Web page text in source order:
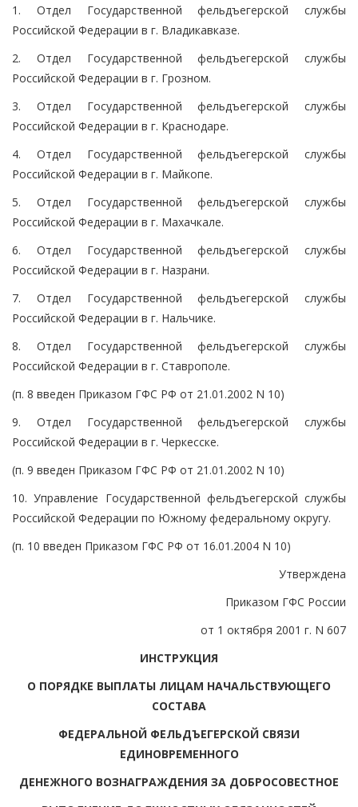
1. Отдел Государственной фельдъегерской службы
Российской Федерации в г. Владикавказе.
2. Отдел Государственной фельдъегерской службы
Российской Федерации в г. Грозном.
3. Отдел Государственной фельдъегерской службы
Российской Федерации в г. Краснодаре.
4. Отдел Государственной фельдъегерской службы
Российской Федерации в г. Майкопе.
5. Отдел Государственной фельдъегерской службы
Российской Федерации в г. Махачкале.
6. Отдел Государственной фельдъегерской службы
Российской Федерации в г. Назрани.
7. Отдел Государственной фельдъегерской службы
Российской Федерации в г. Нальчике.
8. Отдел Государственной фельдъегерской службы
Российской Федерации в г. Ставрополе.
(п. 8 введен Приказом ГФС РФ от 21.01.2002 N 10)
9. Отдел Государственной фельдъегерской службы
Российской Федерации в г. Черкесске.
(п. 9 введен Приказом ГФС РФ от 21.01.2002 N 10)
10. Управление Государственной фельдъегерской службы
Российской Федерации по Южному федеральному округу.
(п. 10 введен Приказом ГФС РФ от 16.01.2004 N 10)
Утверждена
Приказом ГФС России
от 1 октября 2001 г. N 607
ИНСТРУКЦИЯ
О ПОРЯДКЕ ВЫПЛАТЫ ЛИЦАМ НАЧАЛЬСТВУЮЩЕГО
СОСТАВА
ФЕДЕРАЛЬНОЙ ФЕЛЬДЪЕГЕРСКОЙ СВЯЗИ
ЕДИНОВРЕМЕННОГО
ДЕНЕЖНОГО ВОЗНАГРАЖДЕНИЯ ЗА ДОБРОСОВЕСТНОЕ